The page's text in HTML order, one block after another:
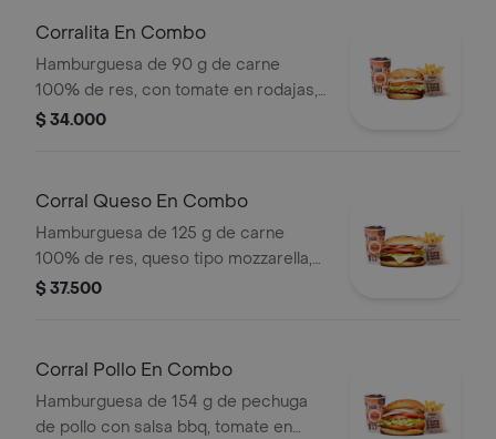
Corralita En Combo
Hamburguesa de 90 g de carne
100% de res, con tomate en rodajas,
cebolla en rodajas, lechuga, salsa
pet
$ 34.000
Corral Queso En Combo
Hamburguesa de 125 g de carne
100% de res, queso tipo mozzarella,
tomate en rodajas, cebolla en rodajas,
$ 37.500
Corral Pollo En Combo
Hamburguesa de 154 g de pechuga
de pollo con salsa bbq, tomate en